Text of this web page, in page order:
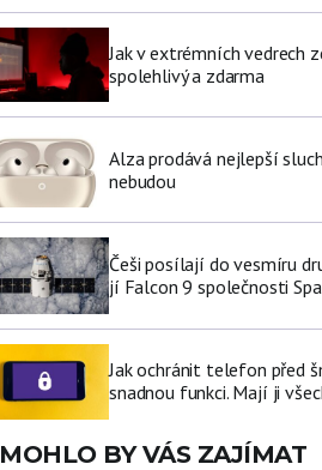
Jak v extrémních vedrech
spolehlivý a zdarma
Alza prodává nejlepší
nebudou
Češi posílají do vesmíru
jí Falcon 9 společnosti
Jak ochránit telefon před
snadnou funkci. Mají ji
MOHLO BY VÁS ZAJÍMAT